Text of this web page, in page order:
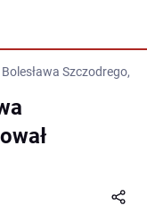
Szczodrego,